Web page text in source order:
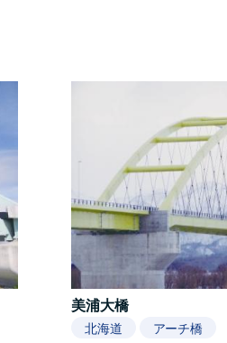
美浦大橋
北海道 アーチ橋